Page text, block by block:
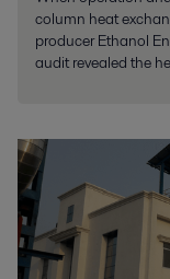
column heat
producer Ethanol
audit revealed the